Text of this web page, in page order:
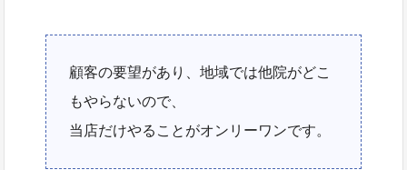
顧客の要望があり、地域では他院がどこ
もやらないので、
当店だけやることがオンリーワンです。